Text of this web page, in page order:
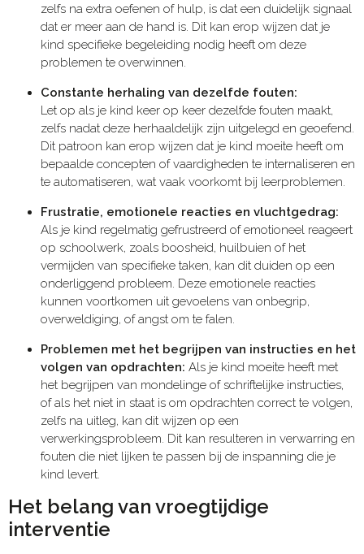
zelfs na extra oefenen of hulp, is dat een duidelijk signaal
dat er meer aan de hand is. Dit kan erop wijzen dat je
kind specifieke begeleiding nodig heeft om deze
problemen te overwinnen.
Constante herhaling van dezelfde fouten:
Let op als je kind keer op keer dezelfde fouten maakt,
zelfs nadat deze herhaaldelijk zijn uitgelegd en geoefend.
Dit patroon kan erop wijzen dat je kind moeite heeft om
bepaalde concepten of vaardigheden te internaliseren en
te automatiseren, wat vaak voorkomt bij leerproblemen.
Frustratie, emotionele reacties en vluchtgedrag:
Als je kind regelmatig gefrustreerd of emotioneel reageert
op schoolwerk, zoals boosheid, huilbuien of het
vermijden van specifieke taken, kan dit duiden op een
onderliggend probleem. Deze emotionele reacties
kunnen voortkomen uit gevoelens van onbegrip,
overweldiging, of angst om te falen.
Problemen met het begrijpen van instructies en het
volgen van opdrachten: Als je kind moeite heeft met
het begrijpen van mondelinge of schriftelijke instructies,
of als het niet in staat is om opdrachten correct te volgen,
zelfs na uitleg, kan dit wijzen op een
verwerkingsprobleem. Dit kan resulteren in verwarring en
fouten die niet lijken te passen bij de inspanning die je
kind levert.
Het belang van vroegtijdige
interventie